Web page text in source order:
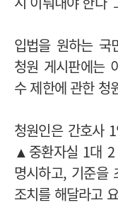
입법을 원하는 국
청원 게시판에는
수 제한에 관한 청
청원인은 간호사
▲중환자실 1대
명시하고, 기준을
조치를 해달라고